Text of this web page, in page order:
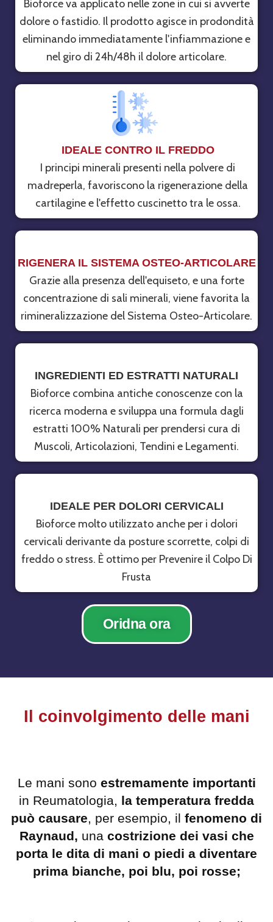
Bioforce va applicato nelle zone in cui si avverte
dolore o fastidio. Il prodotto agisce in prodondità
eliminando immediatamente l'infiammazione e
nel giro di 24h/48h il dolore articolare.
IDEALE CONTRO IL FREDDO
I principi minerali presenti nella polvere di
madreperla, favoriscono la rigenerazione della
cartilagine e l'effetto cuscinetto tra le ossa.
RIGENERA IL SISTEMA OSTEO-ARTICOLARE
Grazie alla presenza dell'equiseto, e una forte
concentrazione di sali minerali, viene favorita la
rimineralizzazione del Sistema Osteo-Articolare.
INGREDIENTI ED ESTRATTI NATURALI
Bioforce combina antiche conoscenze con la
ricerca moderna e sviluppa una formula dagli
estratti 100% Naturali per prendersi cura di
Muscoli, Articolazioni, Tendini e Legamenti.
IDEALE PER DOLORI CERVICALI
Bioforce molto utilizzato anche per i dolori
cervicali derivante da posture scorrette, colpi di
freddo o stress. È ottimo per Prevenire il Colpo Di
Frusta
Oridna ora
Il coinvolgimento delle mani
Le mani sono estremamente importanti
in Reumatologia, la temperatura fredda
può causare, per esempio, il fenomeno di
Raynaud, unacostrizione dei vasi che
porta le dita di mani o piedi a diventare
prima bianche, poi blu, poi rosse;